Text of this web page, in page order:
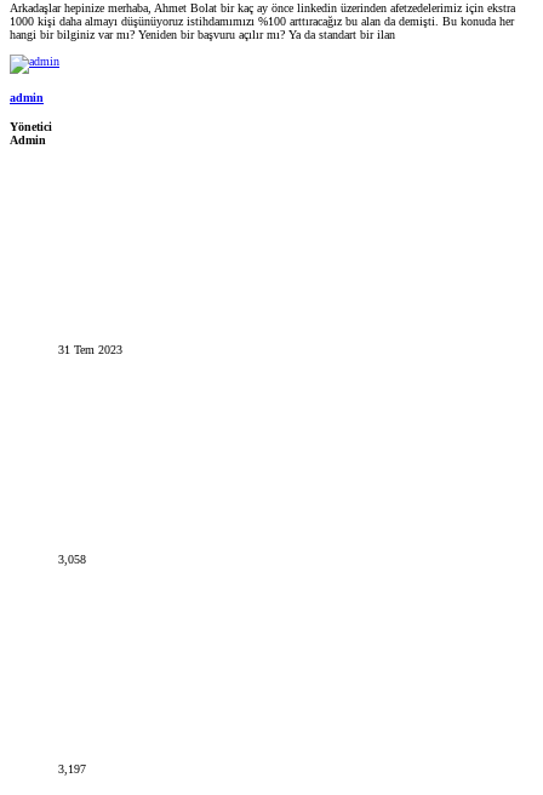
Arkadaşlar hepinize merhaba, Ahmet Bolat bir kaç ay önce linkedin üzerinden afetzedelerimiz için ekstra
1000 kişi daha almayı düşünüyoruz istihdamımızı %100 arttıracağız bu alan da demişti. Bu konuda her
hangi bir bilginiz var mı? Yeniden bir başvuru açılır mı? Ya da standart bir ilan
admin
Yönetici
Admin
31 Tem 2023
3,058
3,197